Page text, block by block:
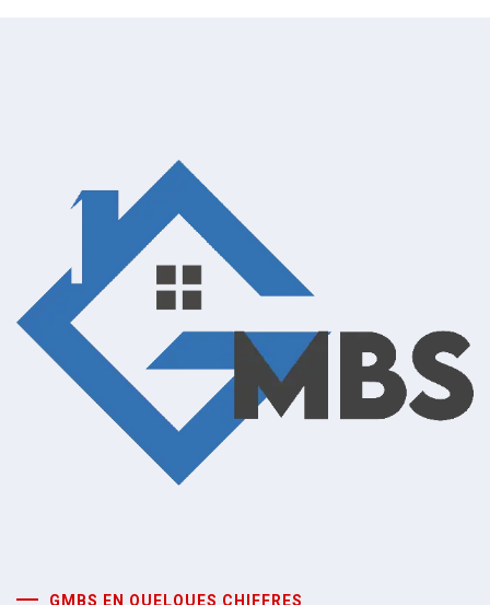
GMBS EN QUELQUES CHIFFRES